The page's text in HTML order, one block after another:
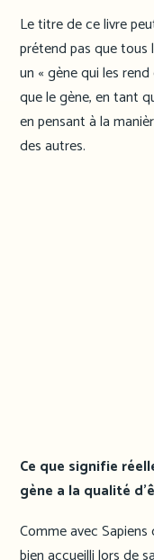
Le titre de ce livre
prétend pas que
un « gène qui les
que le gène, en tant
en pensant à la
des autres.
Ce que signifie
gène a la qualité
Comme avec Sapiens